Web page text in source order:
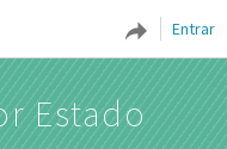
Entrar
Estado